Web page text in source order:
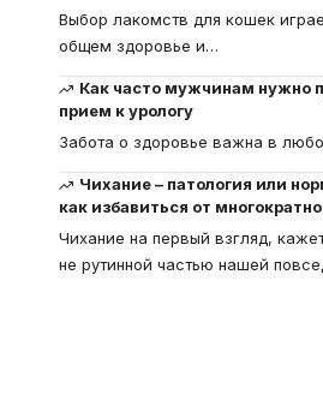
Выбор лакомств для кошек
общем здоровье и…
Как часто мужчинам нужно
прием к урологу
Забота о здоровье важна в
Чихание – патология или
как избавиться от
Чихание на первый взгляд,
не рутинной частью нашей